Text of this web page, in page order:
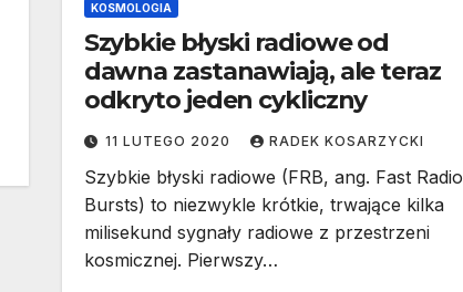
KOSMOLOGIA
Szybkie błyski radiowe od
dawna zastanawiają, ale teraz
odkryto jeden cykliczny
11 LUTEGO 2020 RADEK KOSARZYCKI
Szybkie błyski radiowe (FRB, ang. Fast Radio
Bursts) to niezwykle krótkie, trwające kilka
milisekund sygnały radiowe z przestrzeni
kosmicznej. Pierwszy…